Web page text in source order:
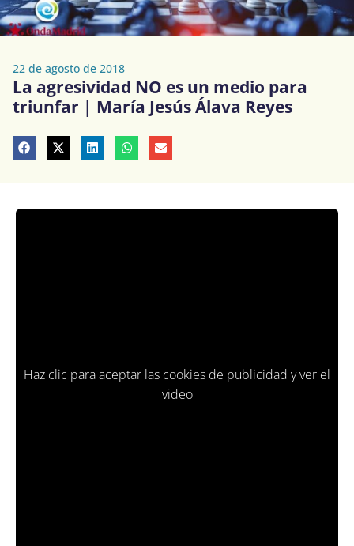
22 de agosto de 2018
La agresividad NO es un medio para
triunfar | María Jesús Álava Reyes
Haz clic para aceptar las cookies de publicidad y ver el
video